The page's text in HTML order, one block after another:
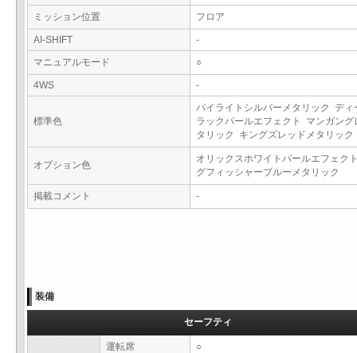
ミッション位置 フロア
AI-SHIFT
-
マニュアルモード
○
4WS -
標準色
パイライトシルバーメタリック ディ
ラックパールエフェクト マンガング
タリック キングズレッドメタリッ
オプション色
オリックスホワイトパールエフェク
グフィッシャーブルーメタリック
掲載コメント -
装備
セーフティ
運転席 ○